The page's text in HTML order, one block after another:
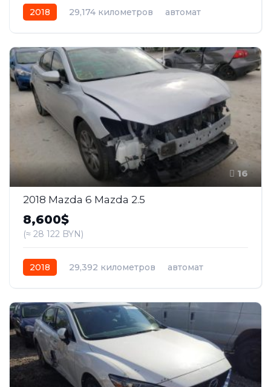
2018 29,174 километров
автомат
16
2018 Mazda 6 Mazda 2.5
8,600$
(≈ 28 122 BYN)
2018 29,392 километров
автомат